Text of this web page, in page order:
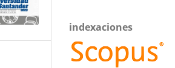
indexaciones